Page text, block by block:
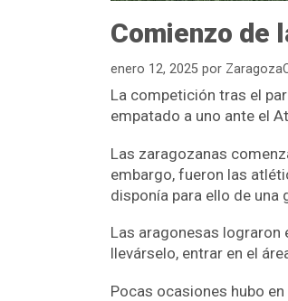
Comienzo de
enero 12, 2025 por
La competición tras el
empatado a uno ante el
Las zaragozanas
embargo, fueron las
disponía para ello de una
Las aragonesas lograron
llevárselo, entrar en el
Pocas ocasiones hubo